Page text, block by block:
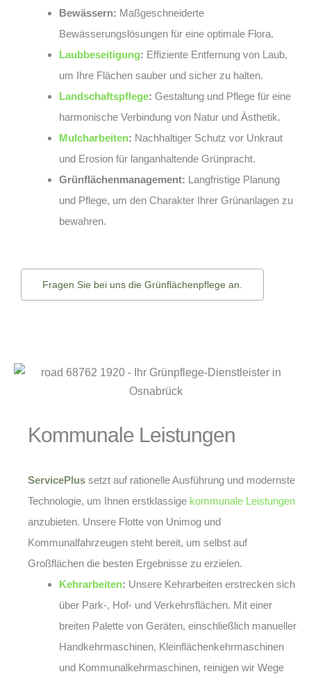
Bewässern: Maßgeschneiderte
Bewässerungslösungen für eine optimale Flora.
Laubbeseitigung: Effiziente Entfernung von Laub,
um Ihre Flächen sauber und sicher zu halten.
Landschaftspflege: Gestaltung und Pflege für eine
harmonische Verbindung von Natur und Ästhetik.
Mulcharbeiten: Nachhaltiger Schutz vor Unkraut
und Erosion für langanhaltende Grünpracht.
Grünflächenmanagement: Langfristige Planung
und Pflege, um den Charakter Ihrer Grünanlagen zu
bewahren.
Fragen Sie bei uns die Grünflächenpflege an.
Kommunale Leistungen
ServicePlus setzt auf rationelle Ausführung und modernste
Technologie, um Ihnen erstklassige kommunale Leistungen
anzubieten. Unsere Flotte von Unimog und
Kommunalfahrzeugen steht bereit, um selbst auf
Großflächen die besten Ergebnisse zu erzielen.
Kehrarbeiten: Unsere Kehrarbeiten erstrecken sich
über Park-, Hof- und Verkehrsflächen. Mit einer
breiten Palette von Geräten, einschließlich manueller
Handkehrmaschinen, Kleinflächenkehrmaschinen
und Kommunalkehrmaschinen, reinigen wir Wege